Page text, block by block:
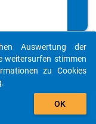
g
20
23
Details
auto_stories
add_shopping_cart
Auswertung der
weitersurfen stimmen
zu Cookies
.
OK